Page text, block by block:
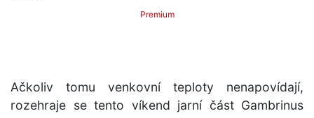
Premium
Ačkoliv tomu venkovní teploty nenapovídají,
rozehraje se tento víkend jarní část Gambrinus